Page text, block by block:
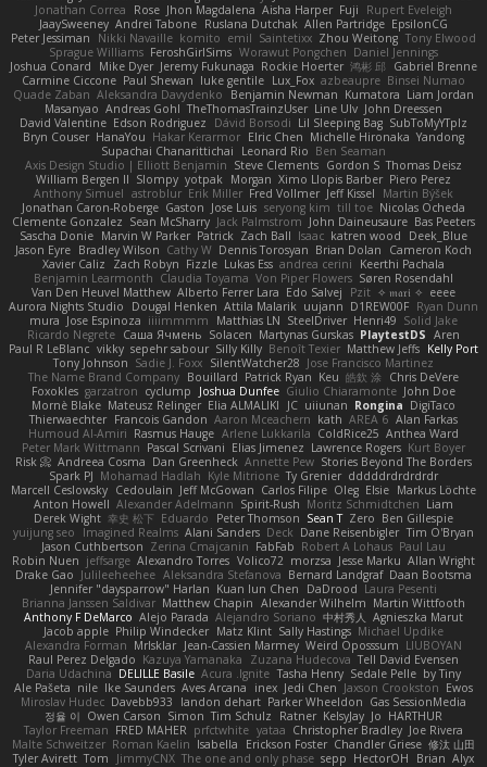
Jonathan Correa
Rose Jhon Magdalena Aisha Harper Fuji
Rupert Eveleigh
JaaySweeney Andrei Tabone Ruslana Dutchak Allen Partridge EpsilonCG
Peter Jessiman
Nikki Navaille komito emil Saintetixx Zhou Weitong Tony Elwood
Sprague Williams FeroshGirlSims Worawut Pongchen Daniel Jennings
Joshua Conard
Mike Dyer Jeremy Fukunaga Rockie Hoerter 鸿彬 邱 Gabriel Brenne
Carmine Ciccone Paul Shewan luke gentile Lux_Fox azbeaupre Binsei Numao
Quade Zaban Aleksandra Davydenko Benjamin Newman Kumatora Liam Jordan
Masanyao Andreas Gohl TheThomasTrainzUser Line Ulv John Dreessen
David Valentine Edson Rodriguez Dávid Borsodi Lil Sleeping Bag SubToMyYTplz
Bryn Couser HanaYou Hakar Kerarmor Elric Chen Michelle Hironaka Yandong
Supachai Chanarittichai
Leonard Rio Ben Seaman
Axis Design Studio | Elliott Benjamin Steve Clements Gordon S Thomas Deisz
William Bergen II Slompy yotpak Morgan Ximo Llopis Barber Piero Perez
Anthony Simuel astroblur Erik Miller Fred Vollmer Jeff Kissel
Martin Býšek
Jonathan Caron-Roberge Gaston Jose Luis seryong kim till toe Nicolas Ocheda
Clemente Gonzalez Sean McSharry Jack Palmstrom John Daineusaure Bas Peeters
Sascha Donie Marvin W Parker Patrick Zach Ball Isaac katren wood
Deek_Blue
Jason Eyre Bradley Wilson Cathy W Dennis Torosyan Brian Dolan
Cameron Koch
Xavier Caliz
Zach Robyn Fizzle Lukas Ess andrea cerini
Keerthi Pachala
Benjamin Learmonth Claudia Toyama Von Piper Flowers Søren Rosendahl
Van Den Heuvel Matthew Alberto Ferrer Lara Edo Salvej Pzit ✧ 𝔪𝔞𝔯𝔦 ✧ eeee
Aurora Nights Studio
Dougal Henken Attila Malarik uujann D1REW00F Ryan Dunn
mura Jose Espinoza iiiimmmm Matthias LN SteelDriver Henri49 Solid Jake
Ricardo Negrete Саша Ячмень Solacen Martynas Gurskas PlaytestDS Aren
Paul R LeBlanc vikky sepehr sabour Silly Killy Benoît Texier Matthew Jeffs Kelly Port
Tony Johnson Sadie J. Foxx SilentWatcher28 Jose Francisco Martinez
The Name Brand Company Bouillard Patrick Ryan Keu 皓欽 涂 Chris DeVere
Foxokles garzatron cyclump Joshua Dunfee Giulio Chiaramonte John Doe
Mornè Blake Mateusz Relinger Elia ALMALIKI JC uiiunan Rongina DigiTaco
Thierwaechter Francois Gandon Aaron Mceachern kath AREA 6 Alan Farkas
Humoud Al-Amiri Rasmus Hauge Arlene Lukkarila ColdRice25 Anthea Ward
Peter Mark Wittmann Pascal Scrivani Elias Jimenez Lawrence Rogers Kurt Boyer
Risk 📀 Andreea Cosma Dan Greenheck Annette Pew Stories Beyond The Borders
Spark PJ Mohamad Hadlah Kyle Mitrione Ty Grenier dddddrdrdrdrdr
Marcell Ceslowsky Cedoulain Jeff McGowan Carlos Filipe Oleg Elsie Markus Löchte
Anton Howell Alexander Adelmann Spirit-Rush Moritz Schmidtchen Liam
Derek Wight 幸史 松下 Eduardo Peter Thomson Sean T Zero Ben Gillespie
yuijung seo
Imagined Realms Alani Sanders Deck Dane Reisenbigler Tim O'Bryan
Jason Cuthbertson Zerina Cmajcanin FabFab Robert A Lohaus Paul Lau
Robin Nuen jeffsarge Alexandro Torres Volico72 morzsa Jesse Marku Allan Wright
Drake Gao Julileeheehee Aleksandra Stefanova Bernard Landgraf Daan Bootsma
Jennifer "daysparrow" Harlan Kuan lun Chen DaDrood Laura Pesenti
Brianna Janssen Saldivar Matthew Chapin Alexander Wilhelm Martin Wittfooth
Anthony F DeMarco Alejo Parada Alejandro Soriano 中村秀人
Agnieszka Marut
Jacob apple Philip Windecker Matz Klint Sally Hastings Michael Updike
Alexandra Forman MrIsklar Jean-Cassien Marmey Weird Oposssum LIUBOYAN
Raul Perez Delgado Kazuya Yamanaka Zuzana Hudecova Tell David Evensen
Daria Udachina DELILLE Basile Acura .Ignite Tasha Henry Sedale Pelle by Tiny
Ale Pašeta nile Ike Saunders Aves Arcana inex Jedi Chen Jaxson Crookston Ewos
Miroslav Hudec Davebb933 landon dehart Parker Wheeldon Gas SessionMedia
정율 이 Owen Carson Simon Tim Schulz Ratner KelsyJay Jo HARTHUR
Taylor Freeman FRED MAHER prfctwhite yataa Christopher Bradley Joe Rivera
Malte Schweitzer Roman Kaelin Isabella Erickson Foster Chandler Griese 修汰 山田
Tyler Avirett Tom JimmyCNX The one and only phase sepp HectorOH Brian Alyx